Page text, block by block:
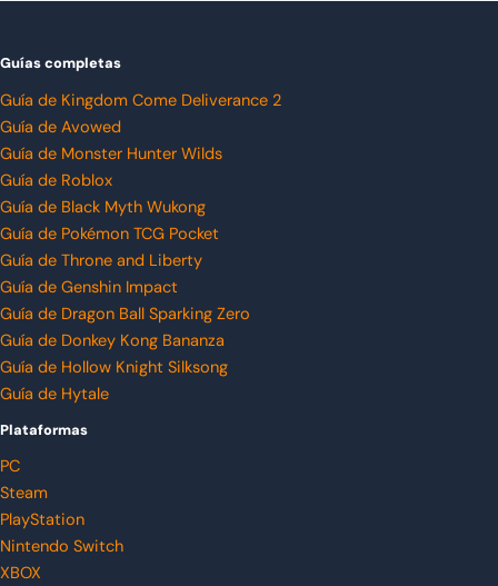
Guías completas
Guía de Kingdom Come Deliverance 2
Guía de Avowed
Guía de Monster Hunter Wilds
Guía de Roblox
Guía de Black Myth Wukong
Guía de Pokémon TCG Pocket
Guía de Throne and Liberty
Guía de Genshin Impact
Guía de Dragon Ball Sparking Zero
Guía de Donkey Kong Bananza
Guía de Hollow Knight Silksong
Guía de Hytale
Plataformas
PC
Steam
PlayStation
Nintendo Switch
XBOX